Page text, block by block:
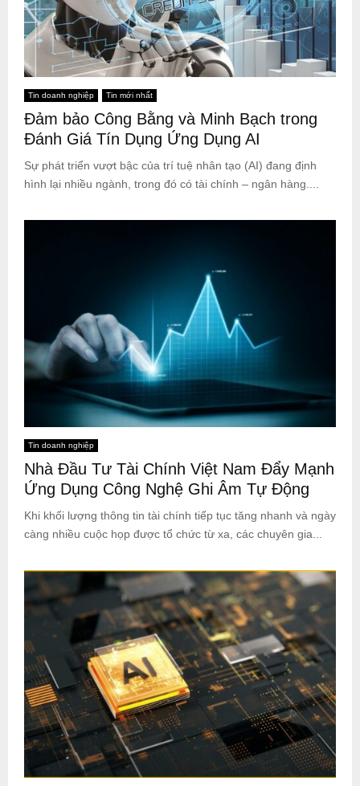
Tin doanh nghiệp Tin mới nhất
Đảm bảo Công Bằng và Minh Bạch trong
Đánh Giá Tín Dụng Ứng Dụng AI
Sự phát triển vượt bậc của trí tuệ nhân tạo (AI) đang định
hình lại nhiều ngành, trong đó có tài chính – ngân hàng....
Tin doanh nghiệp
Nhà Đầu Tư Tài Chính Việt Nam Đẩy Mạnh
Ứng Dụng Công Nghệ Ghi Âm Tự Động
Khi khối lượng thông tin tài chính tiếp tục tăng nhanh và ngày
càng nhiều cuộc họp được tổ chức từ xa, các chuyên gia...